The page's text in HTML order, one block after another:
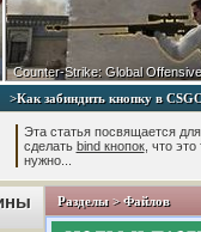
Counter-Strike: Global Offensive
>Как забиндить кнопку в
Эта статья посвящается для
сделать bind кнопок, что это
нужно...
Разделы > Файлов